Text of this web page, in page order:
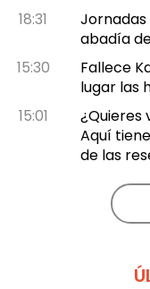
18:31
Jornadas
abadía
15:30
Fallece
lugar las
15:01
¿Quieres
Aquí
de las